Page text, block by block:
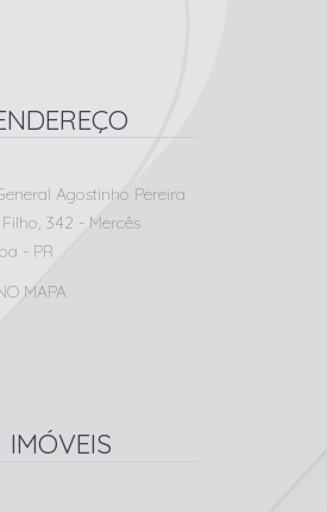
Agostinho Pereira
342 - Mercês
- PR
MAPA
IMÓVEIS